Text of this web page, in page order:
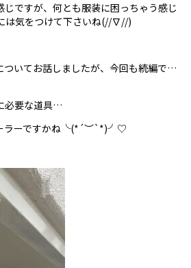
ですが、何とも服装に困っちゃう感じ
は気をつけて下さいね(//∇//)
ついてお話しましたが、今回も続編で…
必要な道具…
ラーですかね╰(*´︶`*)╯♡